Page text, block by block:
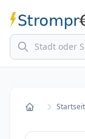
Home
Stromkosten
Startseite